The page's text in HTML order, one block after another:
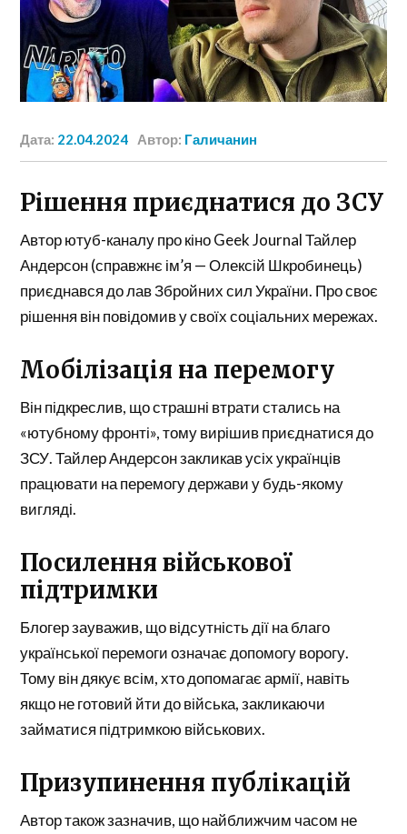
Дата: 22.04.2024 Автор: Галичанин
Рішення приєднатися до ЗСУ
Автор ютуб-каналу про кіно Geek Journal Тайлер
Андерсон (справжнє ім’я — Олексій Шкробинець)
приєднався до лав Збройних сил України. Про своє
рішення він повідомив у своїх соціальних мережах.
Мобілізація на перемогу
Він підкреслив, що страшні втрати стались на
«ютубному фронті», тому вирішив приєднатися до
ЗСУ. Тайлер Андерсон закликав усіх українців
працювати на перемогу держави у будь-якому
вигляді.
Посилення військової
підтримки
Блогер зауважив, що відсутність дії на благо
української перемоги означає допомогу ворогу.
Тому він дякує всім, хто допомагає армії, навіть
якщо не готовий йти до війська, закликаючи
займатися підтримкою військових.
Призупинення публікацій
Автор також зазначив, що найближчим часом не